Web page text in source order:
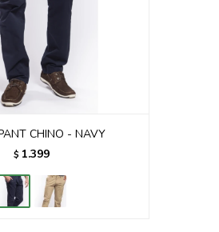
CHINO - NAVY
$ 1.399